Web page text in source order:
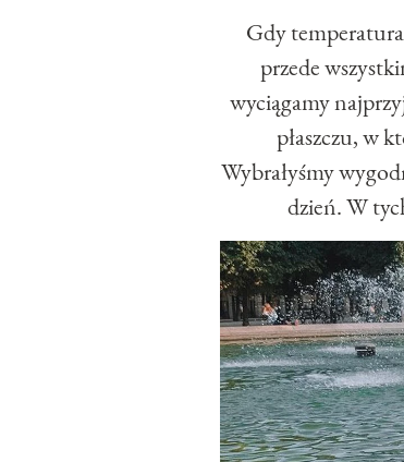
Gdy
przede
wyciągamy
płaszczu, w
Wybrałyśmy
dzień. W